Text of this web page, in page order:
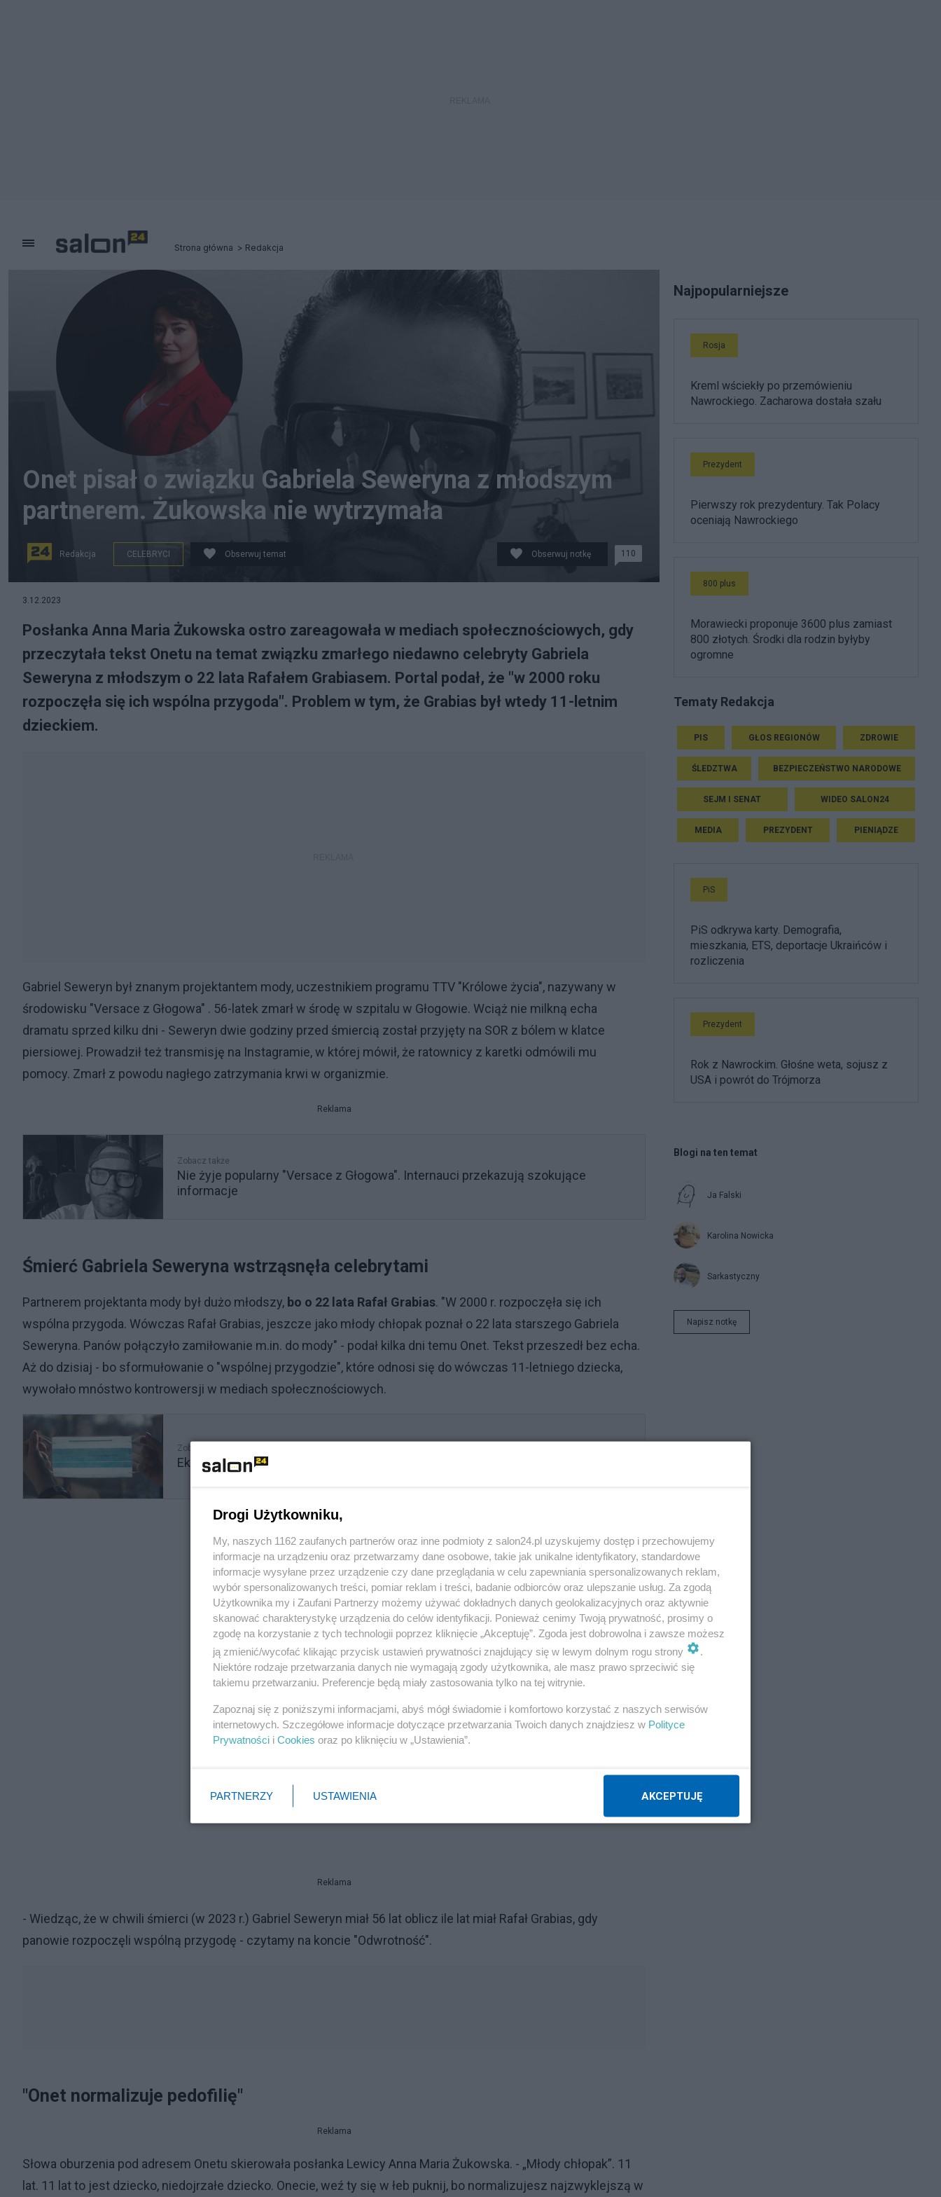
Strona główna Redakcja
Onet pisał o związku Gabriela Seweryna z młodszym
partnerem. Żukowska nie wytrzymała
Redakcja CELEBRYCI Obserwuj temat Obserwuj notkę 110
3.12.2023
Posłanka Anna Maria Żukowska ostro zareagowała w mediach społecznościowych, gdy
przeczytała tekst Onetu na temat związku zmarłego niedawno celebryty Gabriela
Seweryna z młodszym o 22 lata Rafałem Grabiasem. Portal podał, że "w 2000 roku
rozpoczęła się ich wspólna przygoda". Problem w tym, że Grabias był wtedy 11-letnim
dzieckiem.
Gabriel Seweryn był znanym projektantem mody, uczestnikiem programu TTV "Królowe życia", nazywany w
środowisku "Versace z Głogowa" . 56-latek zmarł w środę w szpitalu w Głogowie. Wciąż nie milkną echa
dramatu sprzed kilku dni - Seweryn dwie godziny przed śmiercią został przyjęty na SOR z bólem w klatce
piersiowej. Prowadził też transmisję na Instagramie, w której mówił, że ratownicy z karetki odmówili mu
pomocy. Zmarł z powodu nagłego zatrzymania krwi w organizmie.
Reklama
Zobacz także
Nie żyje popularny "Versace z Głogowa". Internauci przekazują szokujące
informacje
Śmierć Gabriela Seweryna wstrząsnęła celebrytami
Partnerem projektanta mody był dużo młodszy, bo o 22 lata Rafał Grabias. "W 2000 r. rozpoczęła się ich
wspólna przygoda. Wówczas Rafał Grabias, jeszcze jako młody chłopak poznał o 22 lata starszego Gabriela
Seweryna. Panów połączyło zamiłowanie m.in. do mody" - podał kilka dni temu Onet. Tekst przeszedł bez echa.
Aż do dzisiaj - bo sformułowanie o "wspólnej przygodzie", które odnosi się do wówczas 11-letniego dziecka,
wywołało mnóstwo kontrowersji w mediach społecznościowych.
Zobacz także
Ekspert od COVID-u ostrzega: maseczki powinny wrócić
Reklama
- Wiedząc, że w chwili śmierci (w 2023 r.) Gabriel Seweryn miał 56 lat oblicz ile lat miał Rafał Grabias, gdy
panowie rozpoczęli wspólną przygodę - czytamy na koncie "Odwrotność".
"Onet normalizuje pedofilię"
Reklama
Słowa oburzenia pod adresem Onetu skierowała posłanka Lewicy Anna Maria Żukowska. - „Młody chłopak”. 11
lat. 11 lat to jest dziecko, niedojrzałe dziecko. Onecie, weź ty się w łeb puknij, bo normalizujesz najzwyklejszą w
Najpopularniejsze
Rosja
Kreml wściekły po przemówieniu
Nawrockiego. Zacharowa dostała szału
Prezydent
Pierwszy rok prezydentury. Tak Polacy
oceniają Nawrockiego
800 plus
Morawiecki proponuje 3600 plus zamiast
800 złotych. Środki dla rodzin byłyby
ogromne
Tematy Redakcja
PIS GŁOS REGIONÓW ZDROWIE
ŚLEDZTWA BEZPIECZEŃSTWO NARODOWE
SEJM I SENAT WIDEO SALON24
MEDIA PREZYDENT PIENIĄDZE
PiS
PiS odkrywa karty. Demografia,
mieszkania, ETS, deportacje Ukraińców i
rozliczenia
Prezydent
Rok z Nawrockim. Głośne weta, sojusz z
USA i powrót do Trójmorza
Blogi na ten temat
Ja Falski
Karolina Nowicka
Sarkastyczny
Napisz notkę
Drogi Użytkowniku,
My, naszych 1162 zaufanych partnerów oraz inne podmioty z salon24.pl uzyskujemy dostęp i przechowujemy
informacje na urządzeniu oraz przetwarzamy dane osobowe, takie jak unikalne identyfikatory, standardowe
informacje wysyłane przez urządzenie czy dane przeglądania w celu zapewniania spersonalizowanych reklam,
wybór spersonalizowanych treści, pomiar reklam i treści, badanie odbiorców oraz ulepszanie usług. Za zgodą
Użytkownika my i Zaufani Partnerzy możemy używać dokładnych danych geolokalizacyjnych oraz aktywnie
skanować charakterystykę urządzenia do celów identyfikacji. Ponieważ cenimy Twoją prywatność, prosimy o
zgodę na korzystanie z tych technologii poprzez kliknięcie „Akceptuję”. Zgoda jest dobrowolna i zawsze możesz
ją zmienić/wycofać klikając przycisk ustawień prywatności znajdujący się w lewym dolnym rogu strony
.
Niektóre rodzaje przetwarzania danych nie wymagają zgody użytkownika, ale masz prawo sprzeciwić się
takiemu przetwarzaniu. Preferencje będą miały zastosowania tylko na tej witrynie.
Zapoznaj się z poniższymi informacjami, abyś mógł świadomie i komfortowo korzystać z naszych serwisów
internetowych. Szczegółowe informacje dotyczące przetwarzania Twoich danych znajdziesz w Polityce
Prywatności i Cookies oraz po kliknięciu w „Ustawienia”.
PARTNERZY USTAWIENIA AKCEPTUJĘ